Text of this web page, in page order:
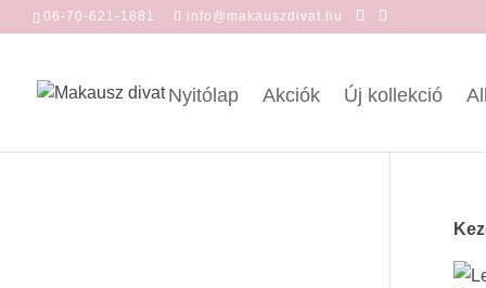
06-70-621-1881 info@makauszdivat.hu
Nyitólap Akciók Új kollekció